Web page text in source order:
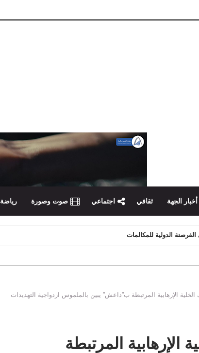
أخبار الجهة ثقافي اجتماعي صوت وصورة رياضة
القرصنة الدولية للمكالمات
الإرهابية المرتبطة ب”داعش” يبين بالملموس ازدواجية التهديدات
المرتبطة